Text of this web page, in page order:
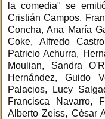
la comedia" se
Cristián Campos,
Concha, Ana María
Coke, Alfredo
Patricio Achurra,
Moulian, Sandra
Hernández, Guido
Palacios, Lucy
Francisca Navarro,
Alberto Zeiss, César